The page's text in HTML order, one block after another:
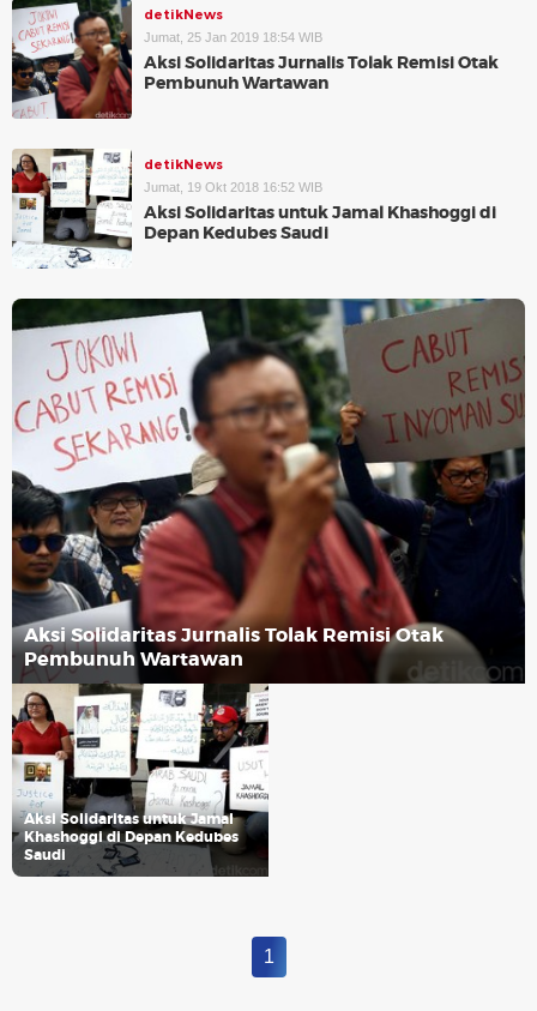
detikNews
Jumat, 25 Jan 2019 18:54 WIB
Aksi Solidaritas Jurnalis Tolak Remisi Otak
Pembunuh Wartawan
detikNews
Jumat, 19 Okt 2018 16:52 WIB
Aksi Solidaritas untuk Jamal Khashoggi di
Depan Kedubes Saudi
Aksi Solidaritas Jurnalis Tolak Remisi Otak
Pembunuh Wartawan
Aksi Solidaritas untuk Jamal
Khashoggi di Depan Kedubes
Saudi
1